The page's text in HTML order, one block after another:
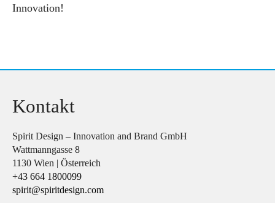
Innovation!
Kontakt
Spirit Design – Innovation and Brand GmbH
Wattmanngasse 8
1130 Wien | Österreich
+43 664 1800099
spirit@spiritdesign.com